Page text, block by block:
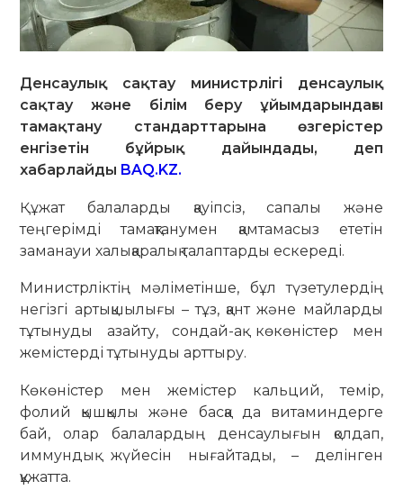
Денсаулық сақтау министрлігі денсаулық
сақтау және білім беру ұйымдарындағы
тамақтану стандарттарына өзгерістер
енгізетін бұйрық дайындады, деп
хабарлайды BAQ.KZ.
Құжат балаларды қауіпсіз, сапалы және
теңгерімді тамақтанумен қамтамасыз ететін
заманауи халықаралық талаптарды ескереді.
Министрліктің мәліметінше, бұл түзетулердің
негізгі артықшылығы – тұз, қант және майларды
тұтынуды азайту, сондай-ақ көкөністер мен
жемістерді тұтынуды арттыру.
Көкөністер мен жемістер кальций, темір,
фолий қышқылы және басқа да витаминдерге
бай, олар балалардың денсаулығын қолдап,
иммундық жүйесін нығайтады, – делінген
құжатта.